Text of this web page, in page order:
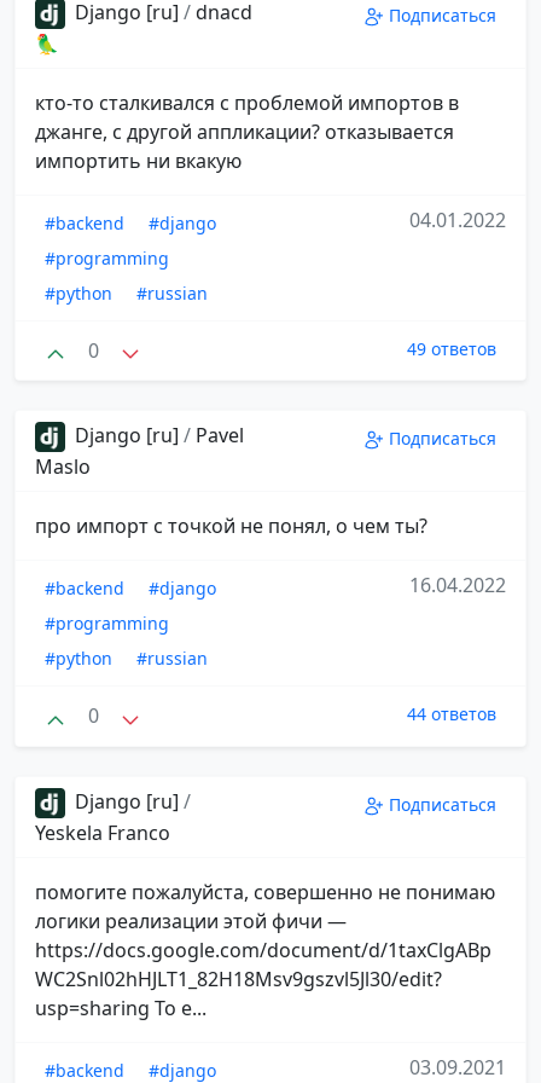
Django [ru] /dnacd
🦜
Подписаться
кто-то сталкивался с проблемой импортов в
джанге, с другой аппликации? отказывается
импортить ни вкакую
#backend
#django
#programming
#python
#russian
04.01.2022
0 49 ответов
Django [ru] / Pavel
Maslo
Подписаться
про импорт с точкой не понял, о чем ты?
#backend
#django
#programming
#python
#russian
16.04.2022
0 44 ответов
Django [ru] /
Yeskela Franco
Подписаться
помогите пожалуйста, совершенно не понимаю
логики реализации этой фичи —
https://docs.google.com/document/d/1taxClgABp
WC2Snl02hHJLT1_82H18Msv9gszvl5Jl30/edit?
usp=sharing То е...
#backend
#django
03.09.2021